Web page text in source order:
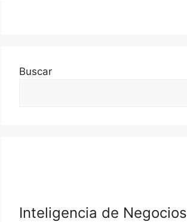
Buscar
Inteligencia de Negocios